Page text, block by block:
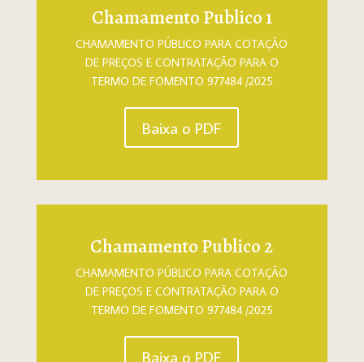
Chamamento Publico 1
CHAMAMENTO PÚBLICO PARA COTAÇÃO
DE PREÇOS E CONTRATAÇÃO PARA O
TERMO DE FOMENTO 977484 /2025
Baixa o PDF
Chamamento Publico 2
CHAMAMENTO PÚBLICO PARA COTAÇÃO
DE PREÇOS E CONTRATAÇÃO PARA O
TERMO DE FOMENTO 977484 /2025
Baixa o PDF